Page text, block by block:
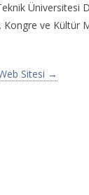
ve Kültür
Sitesi →